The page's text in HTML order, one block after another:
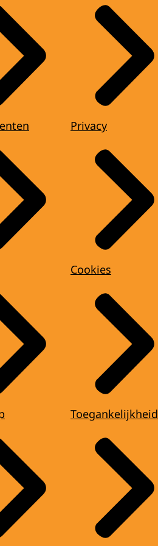
Privacy
Cookies
Toegankelijkheid